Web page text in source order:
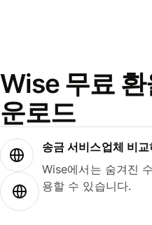
Wise 무료
운로드
송금 서비스업체 비교
Wise에서는 숨겨진
용할 수 있습니다.